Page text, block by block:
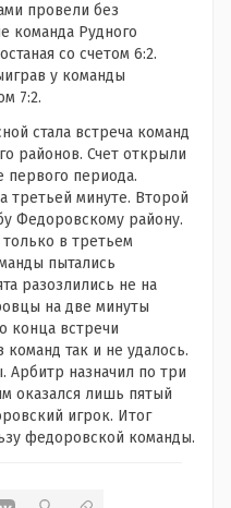
провели без
команда Рудного
со счетом 6:2.
у команды
7:2.
стала встреча команд
районов. Счет открыли
периода.
третьей минуте. Второй
Федоровскому району.
в третьем
пытались
разозлились не на
на две минуты
конца встречи
так и не удалось.
Арбитр назначил по три
оказался лишь пятый
игрок. Итог
федоровской команды.